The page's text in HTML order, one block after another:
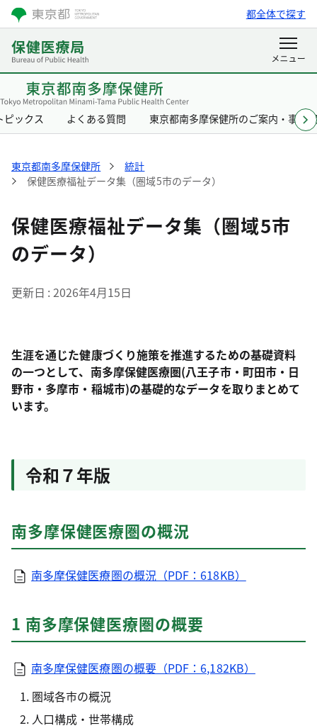
都全体で探す
ピックス よくある質問 東京都南多摩保健所のご案内・事業
東京都南多摩保健所
統計
保健医療福祉データ集（圏域5市のデータ）
保健医療福祉データ集（圏域5市
のデータ）
更新日 2026年4月15日
生涯を通じた健康づくり施策を推進するための基礎資料
の一つとして、南多摩保健医療圏(八王子市・町田市・日
野市・多摩市・稲城市)の基礎的なデータを取りまとめて
います。
令和７年版
南多摩保健医療圏の概況
南多摩保健医療圏の概況（PDF：618KB）
1 南多摩保健医療圏の概要
南多摩保健医療圏の概要（PDF：6,182KB）
圏域各市の概況
人口構成・世帯構成